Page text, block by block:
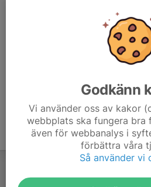
Godkänn
Vi använder oss av kakor
webbplats ska fungera bra
även för webbanalys i
förbättra våra
Så använder vi